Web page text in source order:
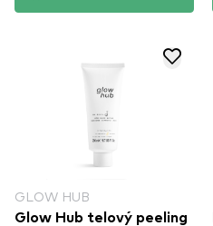
GLOW HUB
Glow Hub telový peeling